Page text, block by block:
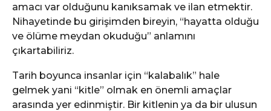
amacı var olduğunu kanıksamak ve ilan etmektir.
Nihayetinde bu girişimden bireyin, “hayatta olduğu
ve ölüme meydan okuduğu” anlamını
çıkartabiliriz.
Tarih boyunca insanlar için “kalabalık” hale
gelmek yani “kitle” olmak en önemli amaçlar
arasında yer edinmiştir. Bir kitlenin ya da bir ulusun